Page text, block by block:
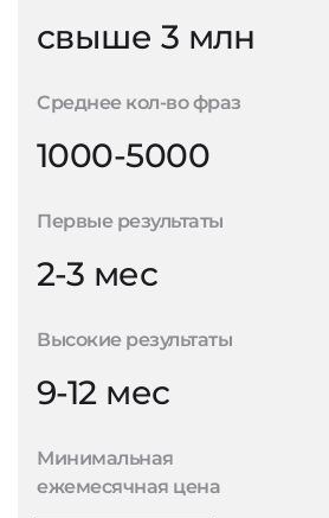
свыше 3 млн
Среднее кол-во фраз
1000-5000
Первые результаты
2-3 мес
Высокие результаты
9-12 мес
Минимальная
ежемесячная цена